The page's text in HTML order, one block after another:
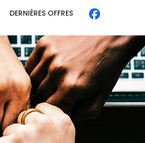
DERNIÈRES OFFRES